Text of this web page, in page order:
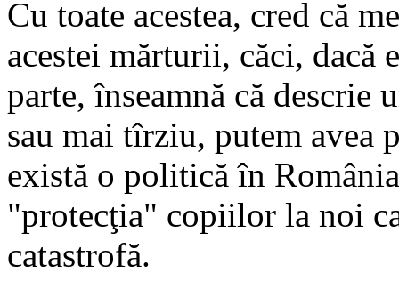
Cu toate acestea, cred că
acestei mărturii, căci, dacă
parte, înseamnă că descrie
sau mai tîrziu, putem avea
există o politică în
"protecţia" copiilor la noi
catastrofă.